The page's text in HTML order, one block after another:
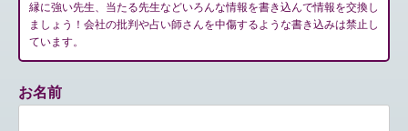
縁に強い先生、当たる先生などいろんな情報を書き込んで情報を交換し
ましょう！会社の批判や占い師さんを中傷するような書き込みは禁止し
ています。
お名前